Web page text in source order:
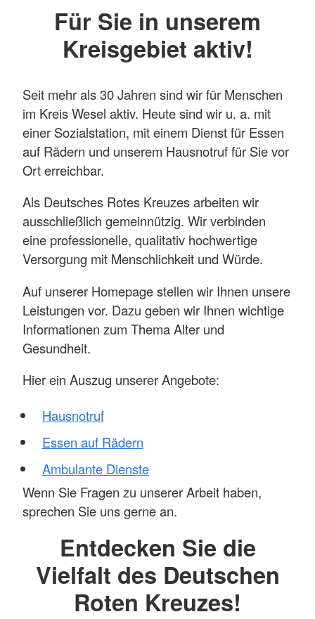
Für Sie in unserem
Kreisgebiet aktiv!
Seit mehr als 30 Jahren sind wir für Menschen
im Kreis Wesel aktiv. Heute sind wir u. a. mit
einer Sozialstation, mit einem Dienst für Essen
auf Rädern und unserem Hausnotruf für Sie vor
Ort erreichbar.
Als Deutsches Rotes Kreuzes arbeiten wir
ausschließlich gemeinnützig. Wir verbinden
eine professionelle, qualitativ hochwertige
Versorgung mit Menschlichkeit und Würde.
Auf unserer Homepage stellen wir Ihnen unsere
Leistungen vor. Dazu geben wir Ihnen wichtige
Informationen zum Thema Alter und
Gesundheit.
Hier ein Auszug unserer Angebote:
Hausnotruf
Essen auf Rädern
Ambulante Dienste
Wenn Sie Fragen zu unserer Arbeit haben,
sprechen Sie uns gerne an.
Entdecken Sie die
Vielfalt des Deutschen
Roten Kreuzes!